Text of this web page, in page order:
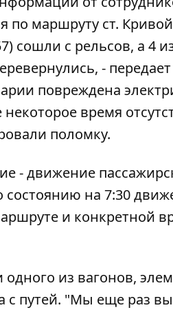
маршруту ст. Кривой
сошли с рельсов, а 4
- передает
повреждена
время
поломку.
- движение
на 7:30
и конкретной
из вагонов,
с путей. "Мы еще раз